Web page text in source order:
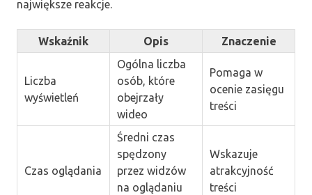
największe reakcje.
Wskaźnik Opis Znaczenie
Liczba
wyświetleń
Ogólna liczba
osób, które
obejrzały
wideo
Pomaga w
ocenie zasięgu
treści
Czas oglądania
Średni czas
spędzony
przez widzów
na oglądaniu
Wskazuje
atrakcyjność
treści